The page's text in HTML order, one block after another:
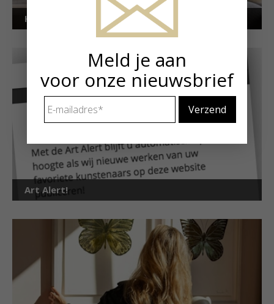
Kunstuitleen voor particulieren
Art Alert!
Meld je aan
voor onze nieuwsbrief
mailadres *